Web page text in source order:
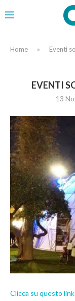
Home » Eventi
EVENTI
13
Clicca su questo link